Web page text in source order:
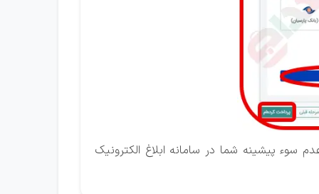
گواهی عدم سوء پیشینه شما در سامانه ابلاغ الکترونیک